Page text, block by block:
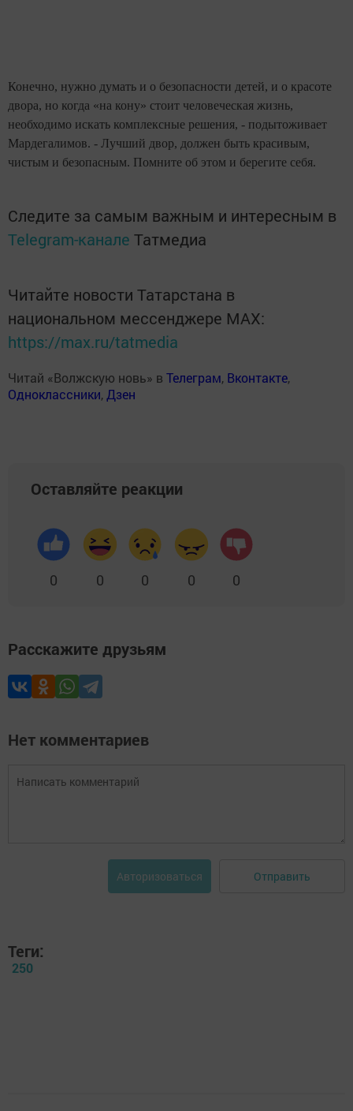
Конечно, нужно думать и о безопасности детей, и о красоте
двора, но когда «на кону» стоит человеческая жизнь,
необходимо искать комплексные решения, - подытоживает
Мардегалимов. - Лучший двор, должен быть красивым,
чистым и безопасным. Помните об этом и берегите себя.
Следите за самым важным и интересным в
Telegram-канале Татмедиа
Читайте новости Татарстана в
национальном мессенджере MАХ:
https://max.ru/tatmedia
Читай «Волжскую новь» в Телеграм, Вконтакте,
Одноклассники,Дзен
Оставляйте реакции
0 0 0 0 0
Расскажите друзьям
Нет комментариев
Авторизоваться Отправить
Теги:
250